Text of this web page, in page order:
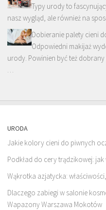
Typy urody to
nasz wygląd, ale również na
Dobieranie palety cieni
Odpowiedni makijaż
urody. Powinien być też
…
URODA
Jakie kolory cieni do piwnych
Podkład do cery trądzikowej:
Wąkrotka azjatycka:
Dlaczego zabiegi w salonie
Wapazony Warszawa Mokotów